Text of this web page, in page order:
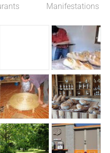
Manifestations